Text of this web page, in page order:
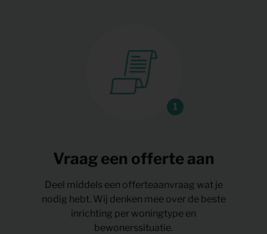
Vraag een offerte aan
Deel middels een offerteaanvraag wat je
nodig hebt. Wij denken mee over de beste
inrichting per woningtype en
bewonerssituatie.